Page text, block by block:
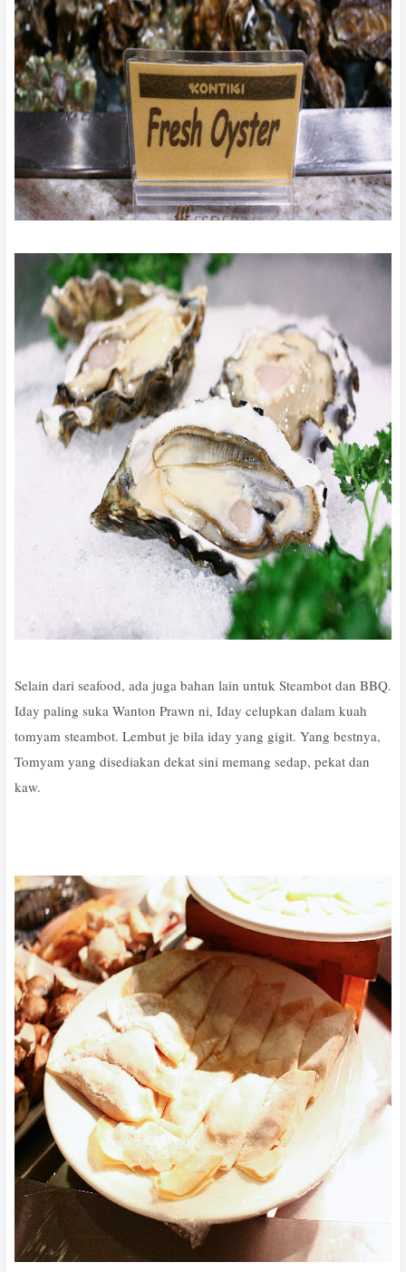
Selain dari seafood, ada juga bahan lain untuk Steambot dan BBQ.
Iday paling suka Wanton Prawn ni, Iday celupkan dalam kuah
tomyam steambot. Lembut je bila iday yang gigit. Yang bestnya,
Tomyam yang disediakan dekat sini memang sedap, pekat dan
kaw.